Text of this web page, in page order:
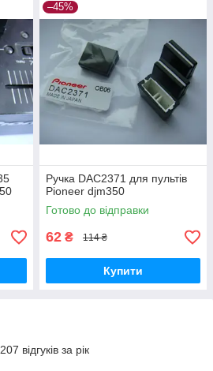
–45%
Ручка DAC2371 для пультів
Pioneer djm350
Готово до відправки
62 ₴ 114 ₴
Купити
відгуків за рік